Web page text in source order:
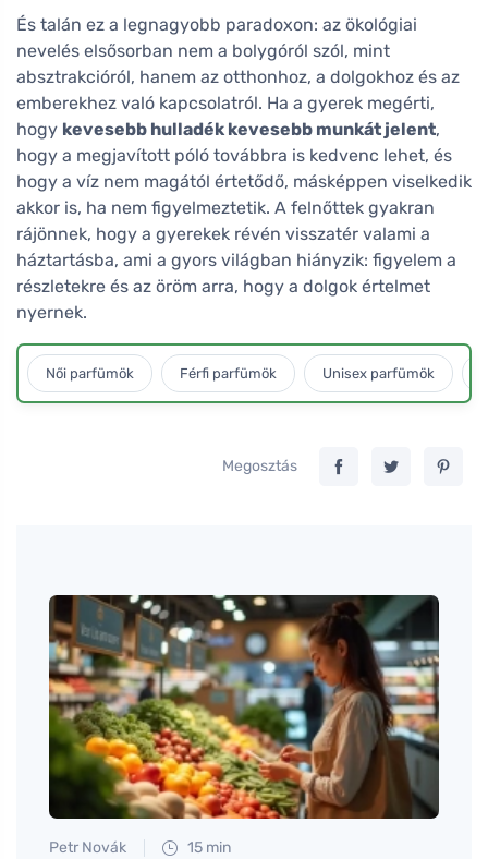
És talán ez a legnagyobb paradoxon: az ökológiai
nevelés elsősorban nem a bolygóról szól, mint
absztrakcióról, hanem az otthonhoz, a dolgokhoz és az
emberekhez való kapcsolatról. Ha a gyerek megérti,
hogy kevesebb hulladék kevesebb munkát jelent,
hogy a megjavított póló továbbra is kedvenc lehet, és
hogy a víz nem magától értetődő, másképpen viselkedik
akkor is, ha nem figyelmeztetik. A felnőttek gyakran
rájönnek, hogy a gyerekek révén visszatér valami a
háztartásba, ami a gyors világban hiányzik: figyelem a
részletekre és az öröm arra, hogy a dolgok értelmet
nyernek.
Női parfümök Férfi parfümök Unisex parfümök
Megosztás
Petr Novák 15 min